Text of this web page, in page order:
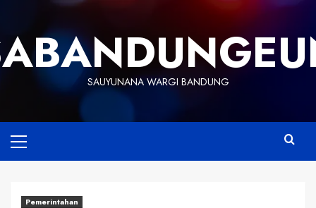
content
SAUYUNANA WARGI BANDUNG
Menu
Pemerintahan